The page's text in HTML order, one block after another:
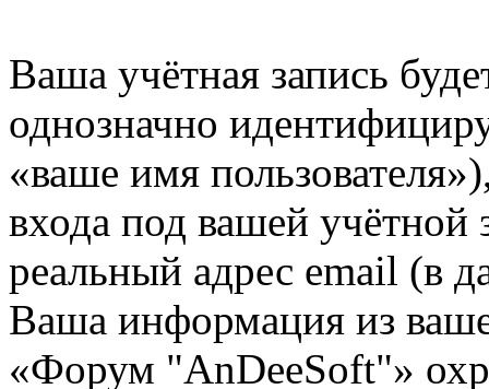
Ваша учётная запись
однозначно
«ваше имя
входа под вашей учётной
реальный адрес email (в
Ваша информация из
«Форум "AnDeeSoft"»